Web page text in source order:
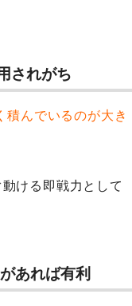
されがち
積んでいるのが大き
ける即戦力として
あれば有利